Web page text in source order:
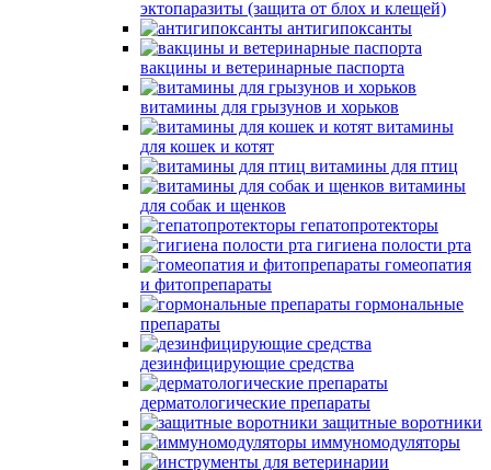
эктопаразиты (защита от блох и клещей)
антигипоксанты
вакцины и ветеринарные паспорта
витамины для грызунов и хорьков
витамины
для кошек и котят
витамины для птиц
витамины
для собак и щенков
гепатопротекторы
гигиена полости рта
гомеопатия
и фитопрепараты
гормональные
препараты
дезинфицирующие средства
дерматологические препараты
защитные воротники
иммуномодуляторы